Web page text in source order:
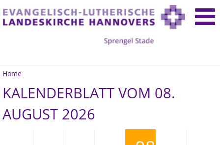
Home
KALENDERBLATT VOM 08.
AUGUST 2026